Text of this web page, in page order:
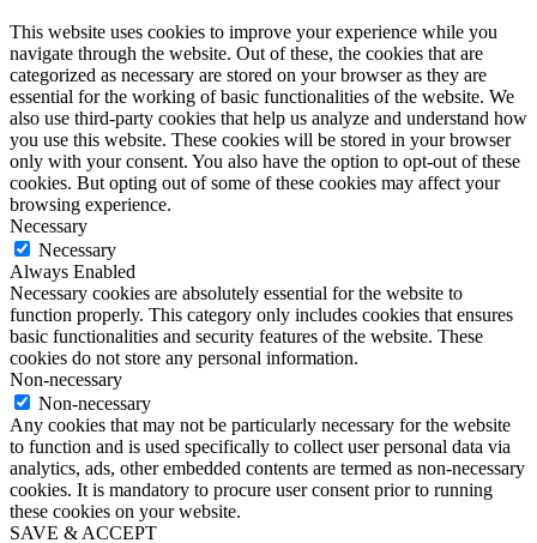
This website uses cookies to improve your experience while you
navigate through the website. Out of these, the cookies that are
categorized as necessary are stored on your browser as they are
essential for the working of basic functionalities of the website. We
also use third-party cookies that help us analyze and understand how
you use this website. These cookies will be stored in your browser
only with your consent. You also have the option to opt-out of these
cookies. But opting out of some of these cookies may affect your
browsing experience.
Necessary
Necessary
Always Enabled
Necessary cookies are absolutely essential for the website to
function properly. This category only includes cookies that ensures
basic functionalities and security features of the website. These
cookies do not store any personal information.
Non-necessary
Non-necessary
Any cookies that may not be particularly necessary for the website
to function and is used specifically to collect user personal data via
analytics, ads, other embedded contents are termed as non-necessary
cookies. It is mandatory to procure user consent prior to running
these cookies on your website.
SAVE & ACCEPT